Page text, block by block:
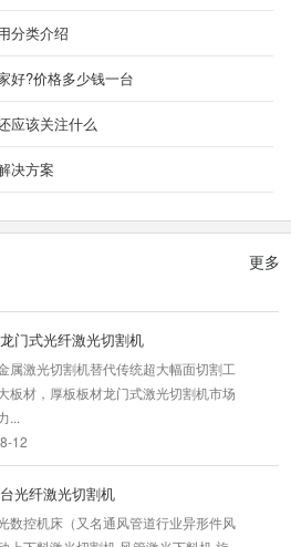
分类介绍
好?价格多少钱一台
应该关注什么
决方案
更多
光切割机
YC-GQ3015-3000光纤激光切割机
式机构，武汉锐科（选配深圳创鑫、北
、北京...
07
切割机
由单一切割升级为一站式加工生产线。
龙门式光纤激光切割机
属激光切割机替代传统超大幅面切割工
板材，厚板板材龙门式激光切割机市场
光纤激光切割机
数控机床（又名通风管道行业异形件风
上下料激光切割机,风管激光下料机,旋